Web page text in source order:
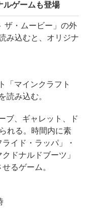
ルゲームも登場
ザ・ムービー」の外
み込むと、オリジナ
「マインクラフト
読み込む。
ブ、ギャレット、ド
れる。時間内に素
イド・ラッパ」・
ドナルドブーツ」
るゲーム。